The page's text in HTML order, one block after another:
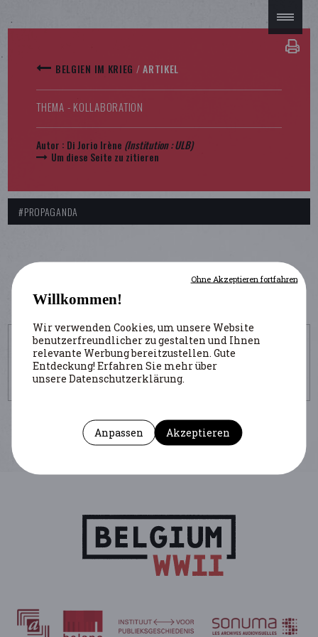
BELGIEN IM KRIEG /ARTIKEL
THEMA - KOLLABORATION
Autor : Di Jorio Irène (Institution :ULB)
Um diese Seite zu zitieren
#PROPAGANDA
UM DIESE SEITE ZU ZITIEREN
Autor : Di Jorio Irène(Institution : ULB)
https://www.belgiumwwii.be/de/belgien-im-
Willkommen!
Wir verwenden Cookies, um unsere Website
benutzerfreundlicher zu gestalten und Ihnen
relevante Werbung bereitzustellen. Gute
Entdeckung! Erfahren Sie mehr über
unsere Datenschutzerklärung.
Anpassen Akzeptieren
Ohne Akzeptieren fortfahren